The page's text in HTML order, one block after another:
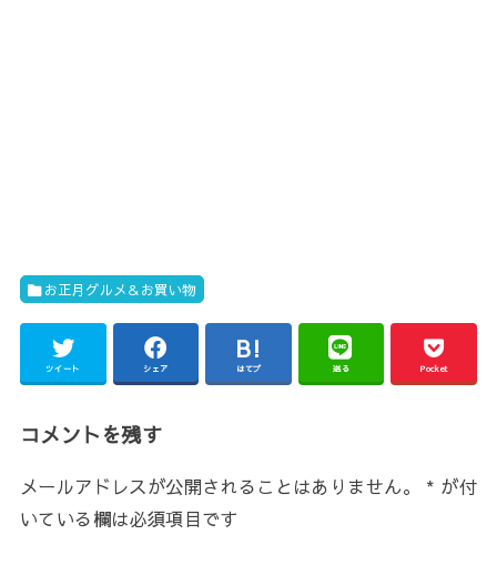
お正月グルメ＆お買い物
ツイート シェア はてブ 送る Pocket
コメントを残す
メールアドレスが公開されることはありません。 * が付
いている欄は必須項目です